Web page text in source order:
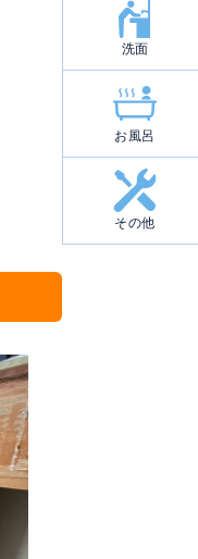
洗面
お風呂
その他